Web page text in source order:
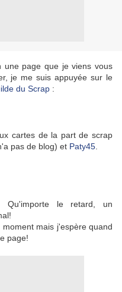
une page que je viens vous
je me suis appuyée sur le
du Scrap :
cartes de la part de scrap
pas de blog) et Paty45
le retard, un
mais j'espère quand
page!